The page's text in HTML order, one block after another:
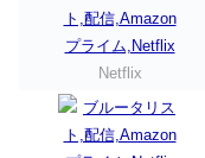
Netflix